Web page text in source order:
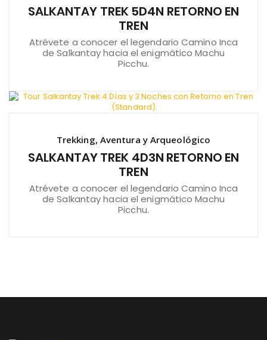
SALKANTAY TREK 5D4N RETORNO EN
TREN
Atrévete a conocer el legendario Camino Inca
de Salkantay hacia el enigmático Machu
Picchu.
Trekking, Aventura y Arqueológico
SALKANTAY TREK 4D3N RETORNO EN
TREN
Atrévete a conocer el legendario Camino Inca
de Salkantay hacia el enigmático Machu
Picchu.